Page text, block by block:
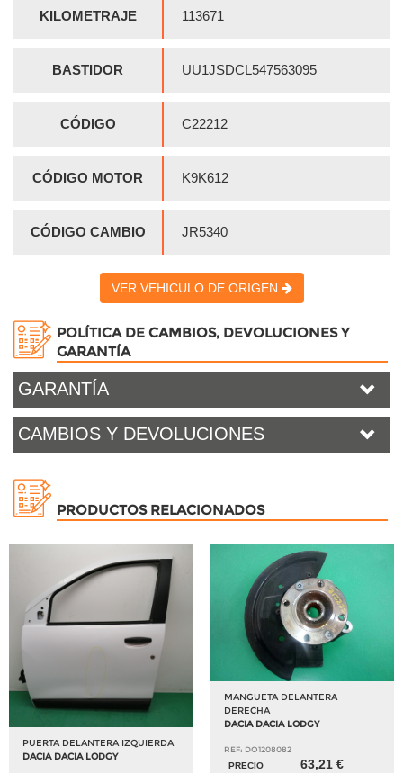
KILOMETRAJE 113671
BASTIDOR UU1JSDCL547563095
CÓDIGO C22212
CÓDIGO MOTOR K9K612
CÓDIGO CAMBIO JR5340
VER VEHICULO DE ORIGEN
POLÍTICA DE CAMBIOS, DEVOLUCIONES Y
GARANTÍA
GARANTÍA
CAMBIOS Y DEVOLUCIONES
PRODUCTOS RELACIONADOS
PUERTA DELANTERA IZQUIERDA
DACIA DACIA LODGY
MANGUETA DELANTERA
DERECHA
DACIA DACIA LODGY
REF: DO1208082
PRECIO
63,21 €